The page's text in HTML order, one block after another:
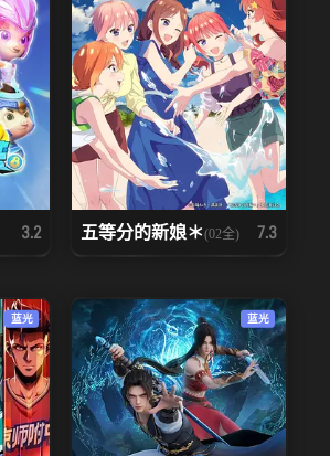
3.2 五等分的新娘＊(02全) 7.3
蓝光 蓝光